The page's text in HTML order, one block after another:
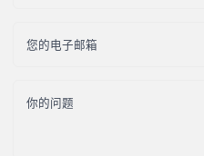
您的电子邮箱
你的问题